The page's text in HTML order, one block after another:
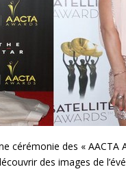
cérémonie des « AACTA
des images de